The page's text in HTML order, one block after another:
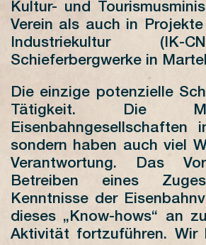
Kultur- und
Verein als auch in
Industriekultur (IK-
Schieferbergwerke in
Die einzige potenzielle
Tätigkeit. Die
sondern haben auch viel
Verantwortung. Das
Betreiben eines
Kenntnisse der
dieses „Know-hows“ an
Aktivität fortzuführen. Wir